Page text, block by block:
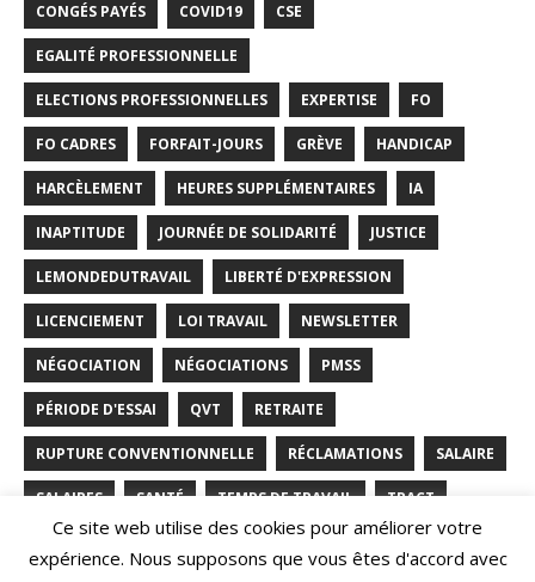
CONGÉS PAYÉS COVID19 CSE
EGALITÉ PROFESSIONNELLE
ELECTIONS PROFESSIONNELLES EXPERTISE FO
FO CADRES FORFAIT-JOURS GRÈVE HANDICAP
HARCÈLEMENT HEURES SUPPLÉMENTAIRES IA
INAPTITUDE JOURNÉE DE SOLIDARITÉ JUSTICE
LEMONDEDUTRAVAIL LIBERTÉ D'EXPRESSION
LICENCIEMENT LOI TRAVAIL NEWSLETTER
NÉGOCIATION NÉGOCIATIONS PMSS
PÉRIODE D'ESSAI QVT RETRAITE
RUPTURE CONVENTIONNELLE RÉCLAMATIONS SALAIRE
SALAIRES SANTÉ TEMPS DE TRAVAIL TRACT
VIE PRIVÉE
Ce site web utilise des cookies pour améliorer votre
expérience. Nous supposons que vous êtes d'accord avec